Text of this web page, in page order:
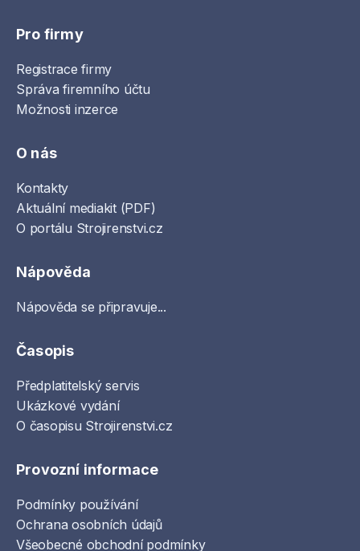
Pro firmy
Registrace firmy
Správa firemního účtu
Možnosti inzerce
O nás
Kontakty
Aktuální mediakit (PDF)
O portálu Strojirenstvi.cz
Nápověda
Nápověda se připravuje...
Časopis
Předplatitelský servis
Ukázkové vydání
O časopisu Strojirenstvi.cz
Provozní informace
Podmínky používání
Ochrana osobních údajů
Všeobecné obchodní podmínky